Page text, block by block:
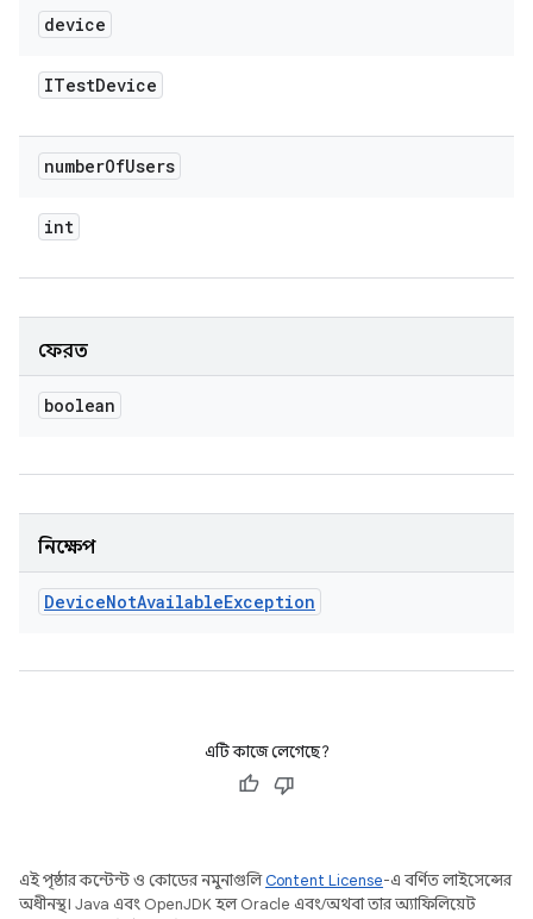
device
ITestDevice
numberOfUsers
int
ফেরত
boolean
নিক্ষেপ
DeviceNotAvailableException
এটি কাজে লেগেছে?
এই পৃষ্ঠার কন্টেন্ট ও কোডের নমুনাগুলিContent License-এ বর্ণিত লাইসেন্সের
অধীনস্থ। Java এবং OpenJDK হল Oracle এবং/অথবা তার অ্যাফিলিয়েট